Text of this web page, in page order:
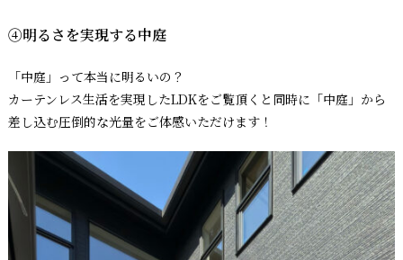
④明るさを実現する中庭
「中庭」って本当に明るいの？
カーテンレス生活を実現したLDKをご覧頂くと同時に「中庭」から
差し込む圧倒的な光量をご体感いただけます！